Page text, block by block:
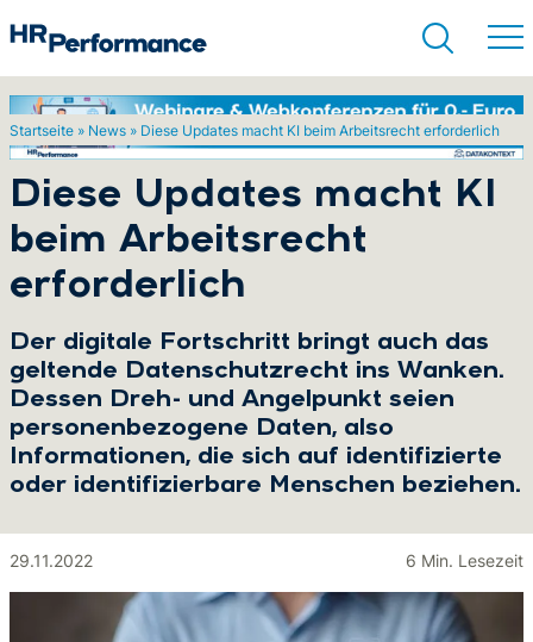
Startseite » News » Diese Updates macht KI beim Arbeitsrecht erforderlich
Diese Updates macht KI
beim Arbeitsrecht
erforderlich
Der digitale Fortschritt bringt auch das
geltende Datenschutzrecht ins Wanken.
Dessen Dreh- und Angelpunkt seien
personenbezogene Daten, also
Informationen, die sich auf identifizierte
oder identifizierbare Menschen beziehen.
29.11.2022 6 Min. Lesezeit